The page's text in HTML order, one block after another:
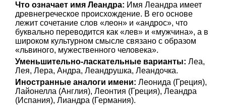
Что означает имя Леандра: Имя Леандра имеет
древнегреческое происхождение. В его основе
лежит сочетание слов «леон» и «андрос», что
буквально переводится как «лев» и «мужчина», а в
широком культурном смысле связано с образом
«львиного, мужественного человека».
Уменьшительно-ласкательные варианты: Леа,
Лея, Лера, Андра, Леандрушка, Леандочка.
Иностранные аналоги имени: Леонида (Греция),
Лайонелла (Англия), Леонтия (Греция), Леандра
(Испания), Лиандра (Германия).